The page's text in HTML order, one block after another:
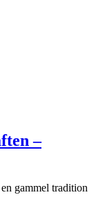
–
gammel tradition